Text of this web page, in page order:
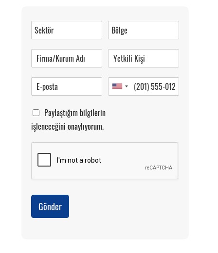
0 (216) 462 49 34
Pazartesi-Cumartesi 09.00-20.00
Paylaştığım bilgilerin
işleneceğini onaylıyorum.
Gönder